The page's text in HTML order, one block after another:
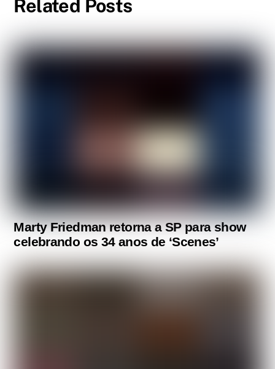
Related Posts
Marty Friedman retorna a SP para show
celebrando os 34 anos de ‘Scenes’